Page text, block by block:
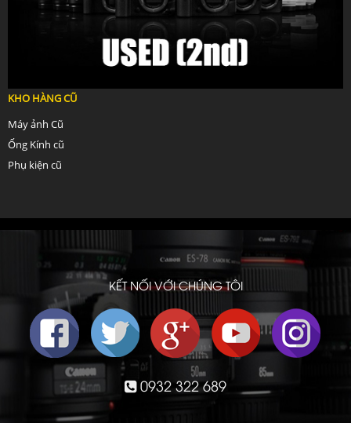
KHO HÀNG CŨ
Máy ảnh Cũ
Ống Kính cũ
Phụ kiện cũ
KẾT NỐI VỚI CHÚNG TÔI
0932 322 689